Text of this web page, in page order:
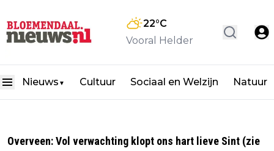
22°C
Vooral Helder
Nieuws ▼ Cultuur Sociaal en Welzijn Natuur
Overveen: Vol verwachting klopt ons hart lieve Sint (zie